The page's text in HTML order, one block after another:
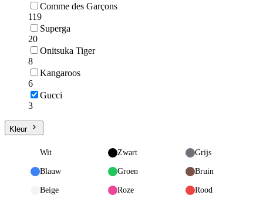
Comme des Garçons
119
Superga
20
Onitsuka Tiger
8
Kangaroos
6
Gucci
3
Kleur
Wit Zwart Grijs
Blauw Groen Bruin
Beige Roze Rood